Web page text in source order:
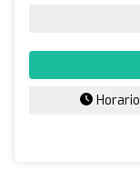
Horario